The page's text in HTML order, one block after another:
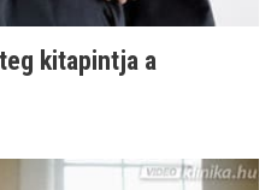
kitapintja a